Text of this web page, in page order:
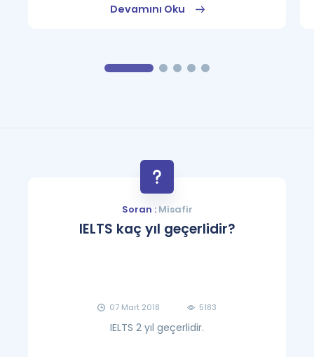
Devamını Oku
Soran :Misafir
IELTS kaç yıl geçerlidir?
07 Mart 2018 5183
IELTS 2 yıl geçerlidir.